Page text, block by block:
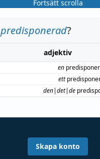
Fortsätt scrolla
predisponerad?
adjektiv
en
ett
den|det|de
Skapa konto